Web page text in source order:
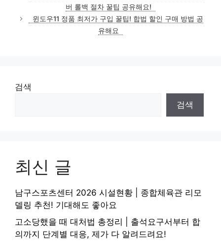
버 롤백 절차 꿀팁 공유해요!
윈도우11 정품 최저가 구입 꿀팁! 합법 할인 구매 방법 공
유해요
검색
검색
최신 글
남구스포츠센터 2026 시설현황 | 종합체육관 리모
델링 추천! 기대해도 좋아요
고소당했을 때 대처법 총정리 | 출석요구서부터 합
의까지 단계별 대응, 제가 다 알려드려요!